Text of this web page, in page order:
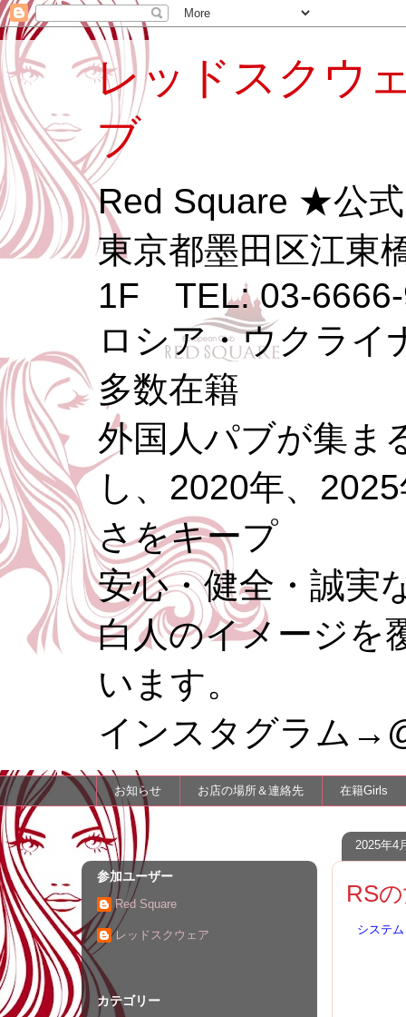
レッドスクウ
ブ
Red Square ★公
東京都墨田区江東
1F TEL: 03-
ロシア・ウクライ
多数在籍
外国人パブが集ま
し、2020年、
さをキープ
安心・健全・誠実
白人のイメージを
います。
インスタグラム
お知らせ お店の場所＆連絡先 在籍Girls
2025年4
RS
システム
参加ユーザー
Red Square
レッドスクウェア
カテゴリー